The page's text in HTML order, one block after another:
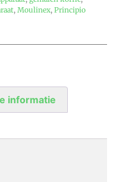
, Moulinex, Principio
informatie